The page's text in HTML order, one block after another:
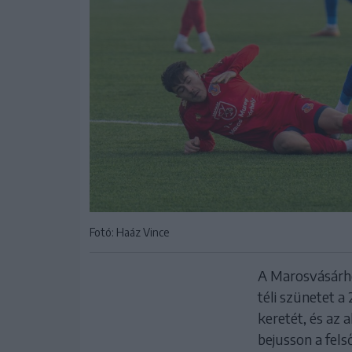
Fotó: Haáz Vince
A
téli szünetet a
keretét, és az
bejusson a